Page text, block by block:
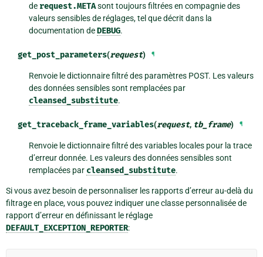
de request.METAsont toujours filtrées en compagnie des
valeurs sensibles de réglages, tel que décrit dans la
documentation deDEBUG.
get_post_parameters(request) ¶
Renvoie le dictionnaire filtré des paramètres POST. Les valeurs
des données sensibles sont remplacées par
cleansed_substitute.
get_traceback_frame_variables(request, tb_frame) ¶
Renvoie le dictionnaire filtré des variables locales pour la trace
d’erreur donnée. Les valeurs des données sensibles sont
remplacées par cleansed_substitute.
Si vous avez besoin de personnaliser les rapports d’erreur au-delà du
filtrage en place, vous pouvez indiquer une classe personnalisée de
rapport d’erreur en définissant le réglage
DEFAULT_EXCEPTION_REPORTER: